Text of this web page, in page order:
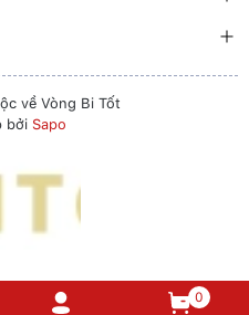
0
về Vòng Bi Tốt
bởi Sapo